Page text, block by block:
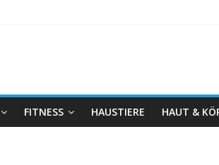
FITNESS HAUSTIERE HAUT &